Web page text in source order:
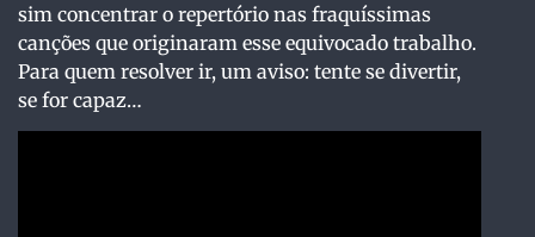
sim concentrar o repertório nas fraquíssimas
canções que originaram esse equivocado trabalho.
Para quem resolver ir, um aviso: tente se divertir,
se for capaz…